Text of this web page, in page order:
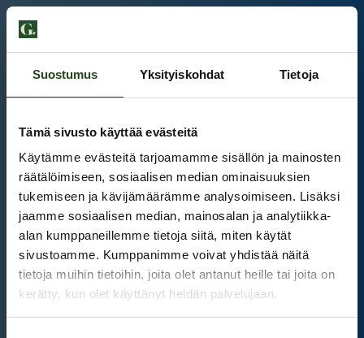
Suostumus Yksityiskohdat Tietoja
Tämä sivusto käyttää evästeitä
Käytämme evästeitä tarjoamamme sisällön ja mainosten
räätälöimiseen, sosiaalisen median ominaisuuksien
tukemiseen ja kävijämäärämme analysoimiseen. Lisäksi
jaamme sosiaalisen median, mainosalan ja analytiikka-
alan kumppaneillemme tietoja siitä, miten käytät
sivustoamme. Kumppanimme voivat yhdistää näitä
tietoja muihin tietoihin, joita olet antanut heille tai joita on
kerätty, kun olet käyttänyt heidän palvelujaan.
Kauppakeskus Grani